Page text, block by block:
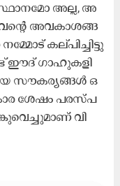
അ​ല്ല, അ​
അ​വ​കാ​ശ​ങ്ങ​
ക​ല്പി​ച്ചി​ട്ടു​
ഈ​ദ്​ ഗാ​ഹു​ക​ളി​
സൗ​ക​ര്യ​ങ്ങ​ൾ ഒ​
ശേ​ഷം പ​ര​സ്പ​
വി​